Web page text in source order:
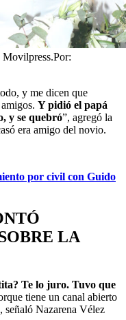
Por:
y me dicen que
Y pidió el papá
y se quebró”, agregó la
era amigo del novio.
por civil con Guido
LA
Te lo juro. Tuvo que
tiene un canal abierto
señaló Nazarena Vélez